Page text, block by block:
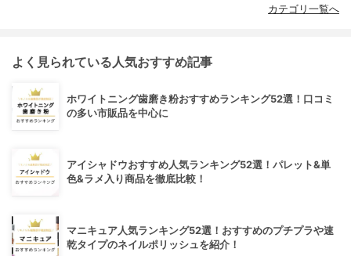
カテゴリ一覧へ
よく見られている人気おすすめ記事
ホワイトニング歯磨き粉おすすめランキング52選！口コミ
の多い市販品を中心に
アイシャドウおすすめ人気ランキング52選！パレット&単
色&ラメ入り商品を徹底比較！
マニキュア人気ランキング52選！おすすめのプチプラや速
乾タイプのネイルポリッシュを紹介！